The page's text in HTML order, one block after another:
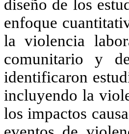
diseño de los
enfoque
la violencia
comunitario y
identificaron
incluyendo la
los impactos